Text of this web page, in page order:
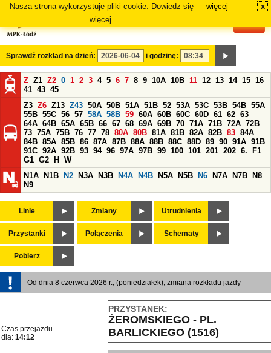
Nasza strona wykorzystuje pliki cookie. Dowiedz się
więcej.
więcej x
Sprawdź rozkład na dzień: i godzinę:
Z Z1 Z2 0 1 2 3 4 5 6 7 8 9 10A 10B 11 12 13 14 15 16
41 43 45
Z3 Z6 Z13 Z43 50A 50B 51A 51B 52 53A 53C 53B 54B 55A
55B 55C 56 57 58A 58B 59 60A 60B 60C 60D 61 62 63
64A 64B 65A 65B 66 67 68 69A 69B 70 71A 71B 72A 72B
73 75A 75B 76 77 78 80A 80B 81A 81B 82A 82B 83 84A
84B 85A 85B 86 87A 87B 88A 88B 88C 88D 89 90 91A 91B
91C 92A 92B 93 94 96 97A 97B 99 100 101 201 202 6.
F1
G1 G2 H
W
N1A
N1B N2 N3A N3B N4A N4B N5A N5B N6 N7A N7B
N8
N9
Linie Zmiany Utrudnienia
Przystanki Połączenia Schematy
Pobierz
Od dnia 8 czerwca 2026 r., (poniedziałek), zmiana rozkładu jazdy
PRZYSTANEK:
ŻEROMSKIEGO - PL.
BARLICKIEGO (1516)
Czas przejazdu
dla: 14:12